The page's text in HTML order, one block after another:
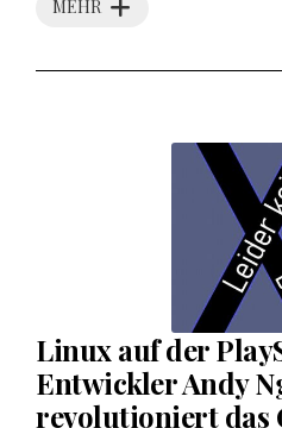
MEHR
Linux auf der
Entwickler Andy
revolutioniert das